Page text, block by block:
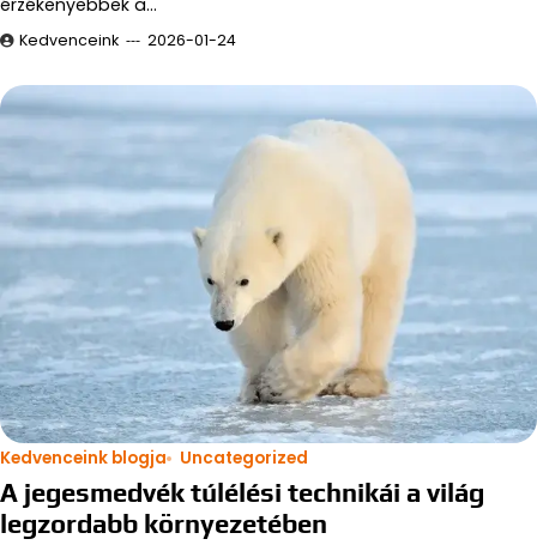
Kedvenceink 2026-01-24
Kedvenceink blogja Uncategorized
A jegesmedvék túlélési technikái a világ
legzordabb környezetében